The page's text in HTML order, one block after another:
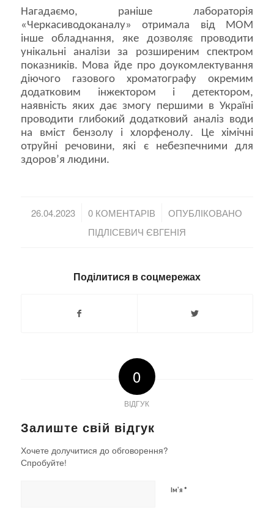
Нагадаємо, раніше лабораторія
«Черкасиводоканалу» отримала від МОМ
інше обладнання, яке дозволяє проводити
унікальні аналізи за розширеним спектром
показників. Мова йде про доукомлектування
діючого газового хроматографу окремим
додатковим інжектором і детектором,
наявність яких дає змогу першими в Україні
проводити глибокий додатковий аналіз води
на вміст бензолу і хлорфенолу. Це хімічні
отруйні речовини, які є небезпечними для
здоров’я людини.
26.04.2023
/ 0 КОМЕНТАРІВ
/
ОПУБЛІКОВАНО
ПІДЛІСЕВИЧ ЄВГЕНІЯ
Поділитися в соцмережах
0
ВІДГУК
Залиште свій відгук
Хочете долучитися до обговорення?
Спробуйте!
Ім'я *